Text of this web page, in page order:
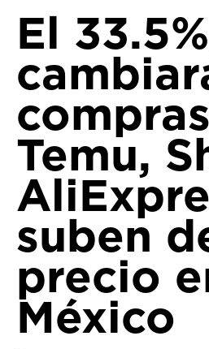
El
Temu,
suben
precio
México